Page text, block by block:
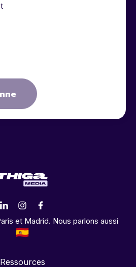
et Madrid. Nous parlons aussi
Ressources